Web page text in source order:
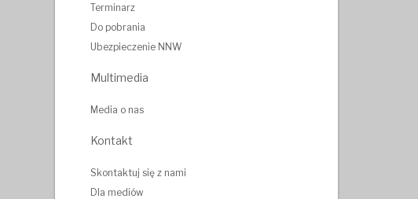
Terminarz
Do pobrania
Ubezpieczenie NNW
Multimedia
Media o nas
Kontakt
Skontaktuj się z nami
Dla mediów